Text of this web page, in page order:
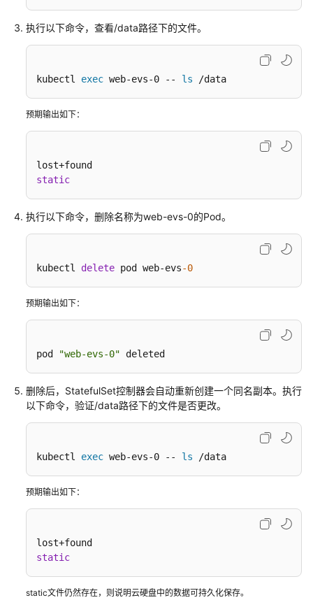
帮
助
载
产
品
责
任
服
务
等
议
（SLA）
执行以下命令，查看/data路径下的文件。
kubectl exec web-evs-0 -- ls /data
预期输出如下：
static
执行以下命令，删除名称为web-evs-0的Pod。
kubectl delete pod web-evs-0
预期输出如下：
pod "web-evs-0" deleted
删除后，StatefulSet控制器会自动重新创建一个同名副本。执行
以下命令，验证/data路径下的文件是否更改。
kubectl exec web-evs-0 -- ls /data
预期输出如下：
static
static文件仍然存在，则说明云硬盘中的数据可持久化保存。